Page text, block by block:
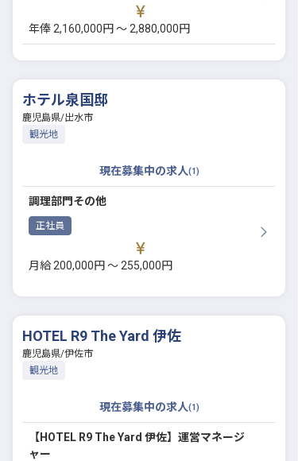
年俸 2,160,000円 〜 2,880,000円
ホテル泉国邸
鹿児島県/出水市
観光地
現在募集中の求人(1)
正社員
調理部門その他
月給 200,000円 〜 255,000円
HOTEL R9 The Yard 伊佐
鹿児島県/伊佐市
観光地
現在募集中の求人(1)
【HOTEL R9 The Yard 伊佐】運営マネージ
ャー